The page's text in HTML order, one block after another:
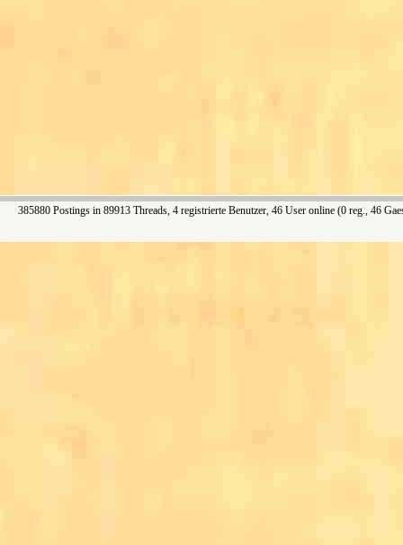
385880 Postings in 89913 Threads, 4 registrierte Benutzer, 46 User online (0 reg., 46